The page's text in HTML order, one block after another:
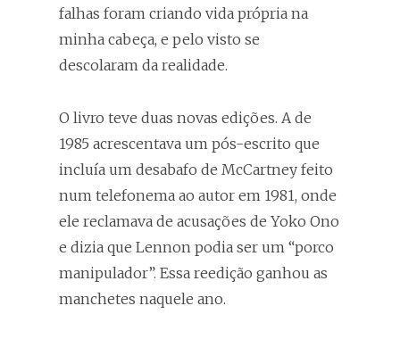
falhas foram criando vida própria na
minha cabeça, e pelo visto se
descolaram da realidade.
O livro teve duas novas edições. A de
1985 acrescentava um pós-escrito que
incluía um desabafo de McCartney feito
num telefonema ao autor em 1981, onde
ele reclamava de acusações de Yoko Ono
e dizia que Lennon podia ser um “porco
manipulador”. Essa reedição ganhou as
manchetes naquele ano.